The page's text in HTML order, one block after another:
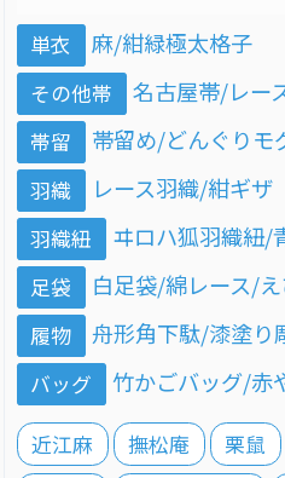
単衣 麻/紺緑極太格子
その他帯 名古屋帯/レー
帯留 帯留め/どんぐりモ
羽織 レース羽織/紺ギザ
羽織紐 ヰロハ狐羽織紐/
足袋 白足袋/綿レース/
履物 舟形角下駄/漆塗り
バッグ 竹かごバッグ/赤
近江麻 撫松庵 栗鼠